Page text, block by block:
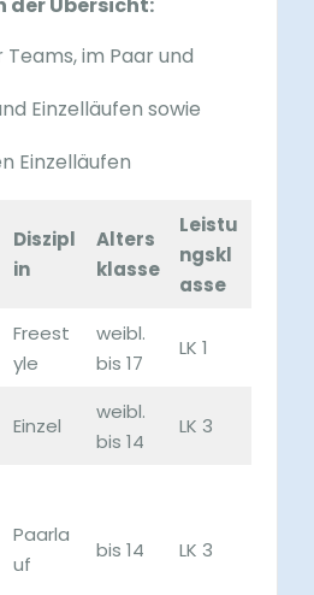
Teams, im Paar und
Einzelläufen sowie
Einzelläufen
Diszipl
in
Alters
klasse
Leistu
ngskl
asse
Freest
yle
weibl.
bis 17
LK 1
Einzel
weibl.
bis 14
LK 3
Paarla
uf
bis 14 LK 3